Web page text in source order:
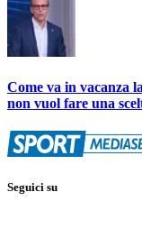
Come va in vacanza
non vuol fare una
Seguici su